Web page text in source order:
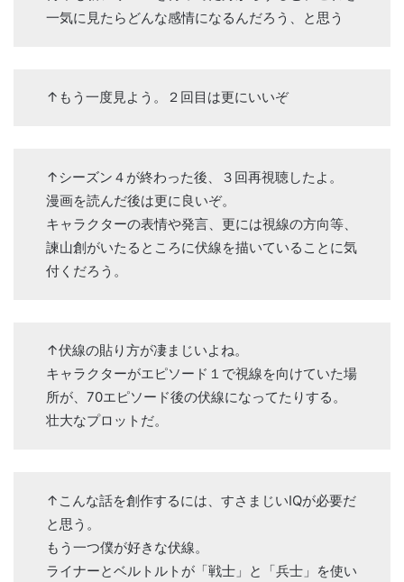
一気に見たらどんな感情になるんだろう、と思う
↑もう一度見よう。２回目は更にいいぞ
↑シーズン４が終わった後、３回再視聴したよ。
漫画を読んだ後は更に良いぞ。
キャラクターの表情や発言、更には視線の方向等、
諫山創がいたるところに伏線を描いていることに気
付くだろう。
↑伏線の貼り方が凄まじいよね。
キャラクターがエピソード１で視線を向けていた場
所が、70エピソード後の伏線になってたりする。
壮大なプロットだ。
↑こんな話を創作するには、すさまじいIQが必要だ
と思う。
もう一つ僕が好きな伏線。
ライナーとベルトルトが「戦士」と「兵士」を使い